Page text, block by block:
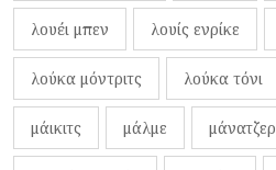
λουέι μπεν λουίς ενρίκε
λούκα μόντριτς λούκα τόνι
μάικιτς μάλμε μάνατζερ